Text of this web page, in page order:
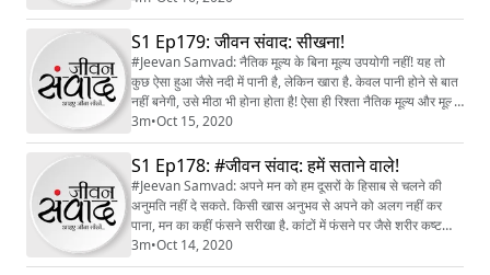
S1 Ep179: जीवन संवाद: सीखना!
#Jeevan Samvad: नैतिक मूल्य के बिना मूल्य उपयोगी नहीं! यह तो
कुछ ऐसा हुआ जैसे नदी में पानी है, लेकिन खारा है. केवल पानी होने से बात
नहीं बनेगी, उसे मीठा भी होना होता है! ऐसा ही रिश्ता नैतिक मूल्य और मूल्य
का है!
3m•Oct 15, 2020
S1 Ep178: #जीवन संवाद: हमें सताने वाले!
#Jeevan Samvad: अपने मन को हम दूसरों के हिसाब से चलने की
अनुमति नहीं दे सकते. किसी खास अनुभव से अपने को अलग नहीं कर
पाना, मन का कहीं फंसने सरीखा है. कांटों में फंसने पर जैसे शरीर कष्‍ट
पाता है, वैसे ही अतीत में उलझे मन भी जीवन ऊर्जा को उपलब्‍ध नहीं हो
पाते! इसलिए मन की सफाई करते रहना जरूरी है.
3m•Oct 14, 2020